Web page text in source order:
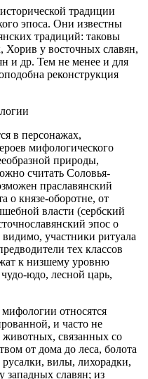
традиции
эпоса. Они известны
традиций: таковы
Хорив у восточных славян,
и др. Тем не менее и для
реконструкция
в персонажах,
мифологического
природы,
считать Соловья-
праславянский
о князе-оборотне, от
власти (сербский
эпос о
участники ритуала
тех классов
к низшему уровню
юдо, лесной царь,
относятся
и часто не
связанных со
от дома до леса, болота
вилы, лихорадки,
славян; из